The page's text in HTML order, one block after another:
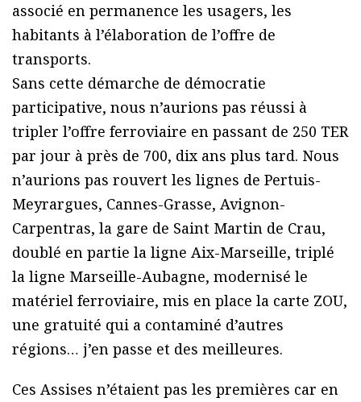
associé en permanence les usagers, les
habitants à l’élaboration de l’offre de
transports.
Sans cette démarche de démocratie
participative, nous n’aurions pas réussi à
tripler l’offre ferroviaire en passant de 250 TER
par jour à près de 700, dix ans plus tard. Nous
n’aurions pas rouvert les lignes de Pertuis-
Meyrargues, Cannes-Grasse, Avignon-
Carpentras, la gare de Saint Martin de Crau,
doublé en partie la ligne Aix-Marseille, triplé
la ligne Marseille-Aubagne, modernisé le
matériel ferroviaire, mis en place la carte ZOU,
une gratuité qui a contaminé d’autres
régions… j’en passe et des meilleures.
Ces Assises n’étaient pas les premières car en